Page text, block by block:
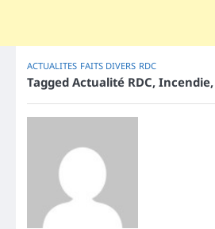
ACTUALITES FAITS DIVERS RDC
Tagged Actualité RDC, Incendie,